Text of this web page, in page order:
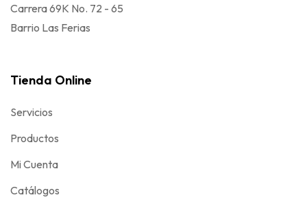
Carrera 69K No. 72 - 65
Barrio Las Ferias
Tienda Online
Servicios
Productos
Mi Cuenta
Catálogos